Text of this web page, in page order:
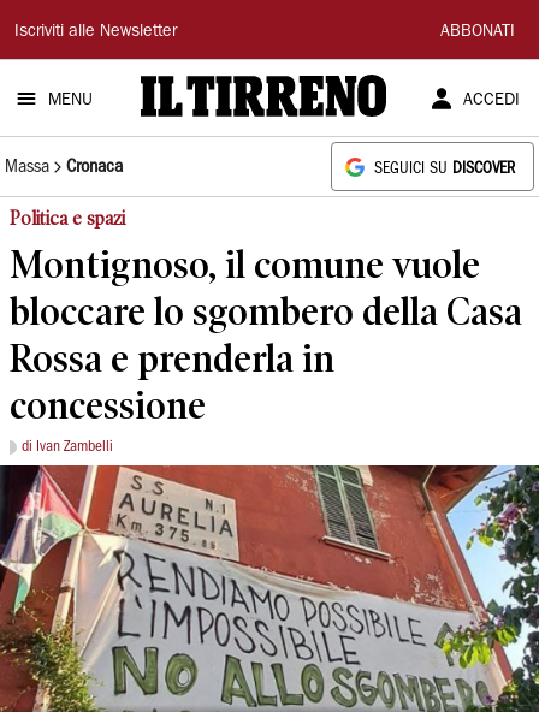
Il
Tirreno
Iscriviti alle Newsletter ABBONATI
MENU ACCEDI
Massa Cronaca SEGUICI SU DISCOVER
Politica e spazi
Montignoso, il comune vuole
bloccare lo sgombero della Casa
Rossa e prenderla in
concessione
di Ivan Zambelli